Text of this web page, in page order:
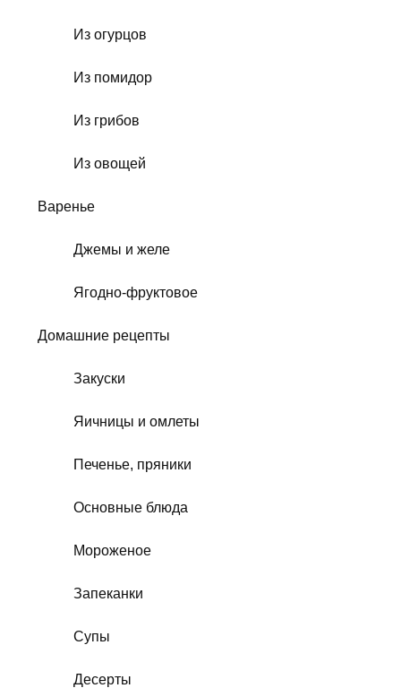
Из огурцов
Из помидор
Из грибов
Из овощей
Варенье
Джемы и желе
Ягодно-фруктовое
Домашние рецепты
Закуски
Яичницы и омлеты
Печенье, пряники
Основные блюда
Мороженое
Запеканки
Супы
Десерты